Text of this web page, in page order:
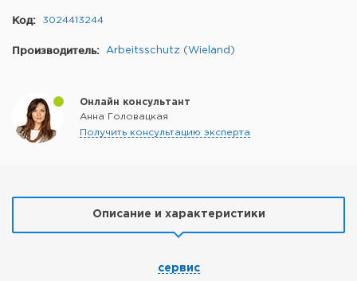
Код: 3024413244
Производитель: Arbeitsschutz (Wieland)
Онлайн консультант
Анна Головацкая
Получить консультацию эксперта
Описание и характеристики
сервис